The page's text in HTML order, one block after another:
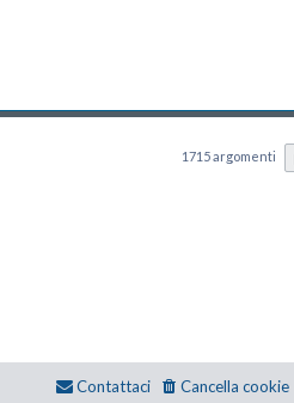
1715 argomenti
Cancella cookie
Contattaci